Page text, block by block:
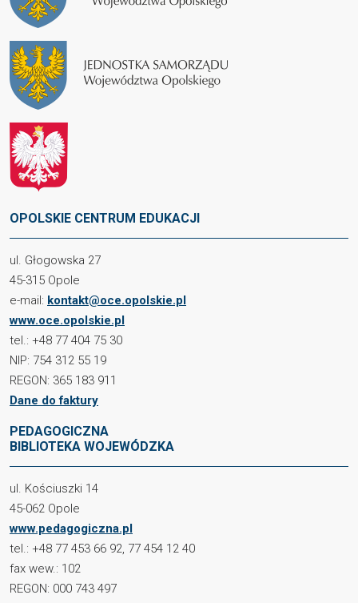
OPOLSKIE CENTRUM EDUKACJI
ul. Głogowska 27
45-315 Opole
e-mail: kontakt@oce.opolskie.pl
www.oce.opolskie.pl
tel.: +48 77 404 75 30
NIP: 754 312 55 19
REGON: 365 183 911
Dane do faktury
PEDAGOGICZNA
BIBLIOTEKA WOJEWÓDZKA
ul. Kościuszki 14
45-062 Opole
www.pedagogiczna.pl
tel.: +48 77 453 66 92, 77 454 12 40
fax wew.: 102
REGON: 000 743 497